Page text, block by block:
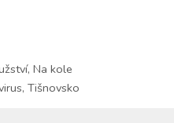
, Na kole
, Tišnovsko